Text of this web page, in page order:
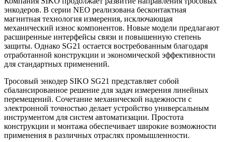
энкодеров. В серии NEO реализована бесконтактная
магнитная технология измерения, исключающая
механический износ компонентов. Новые модели предлагают
расширенные интерфейсы связи и повышенную степень
защиты. Однако SG21 остается востребованным благодаря
отработанной конструкции и экономической эффективности
для стандартных применений.
Тросовый энкодер SIKO SG21 представляет собой
сбалансированное решение для задач измерения линейных
перемещений. Сочетание механической надежности с
электронной точностью делает устройство универсальным
инструментом для систем автоматизации. Простота
конструкции и монтажа обеспечивает широкие возможности
применения в различных отраслях промышленности.